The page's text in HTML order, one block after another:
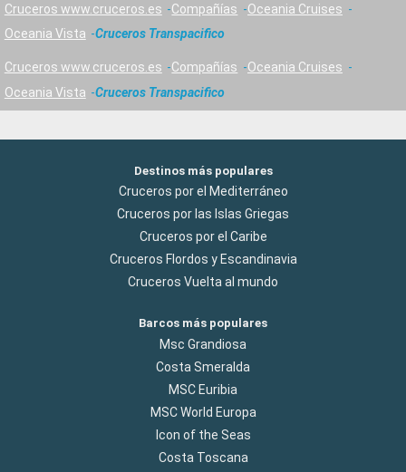
Cruceros www.cruceros.es Compañías
Oceania Cruises
Oceania Vista
Cruceros Transpacifico
Cruceros www.cruceros.es Compañías
Oceania Cruises
Oceania Vista
Cruceros Transpacifico
Destinos más populares
Cruceros por el Mediterráneo
Cruceros por las Islas Griegas
Cruceros por el Caribe
Cruceros Flordos y Escandinavia
Cruceros Vuelta al mundo
Barcos más populares
Msc Grandiosa
Costa Smeralda
MSC Euribia
MSC World Europa
Icon of the Seas
Costa Toscana